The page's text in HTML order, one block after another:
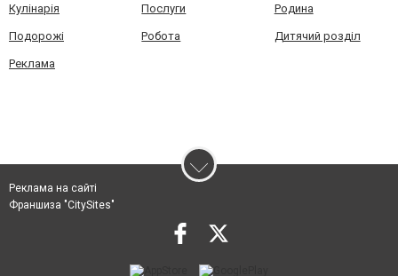
Кулінарія Послуги Родина
Подорожі Робота Дитячий розділ
Реклама
Реклама на сайті
Франшиза "CitySites"